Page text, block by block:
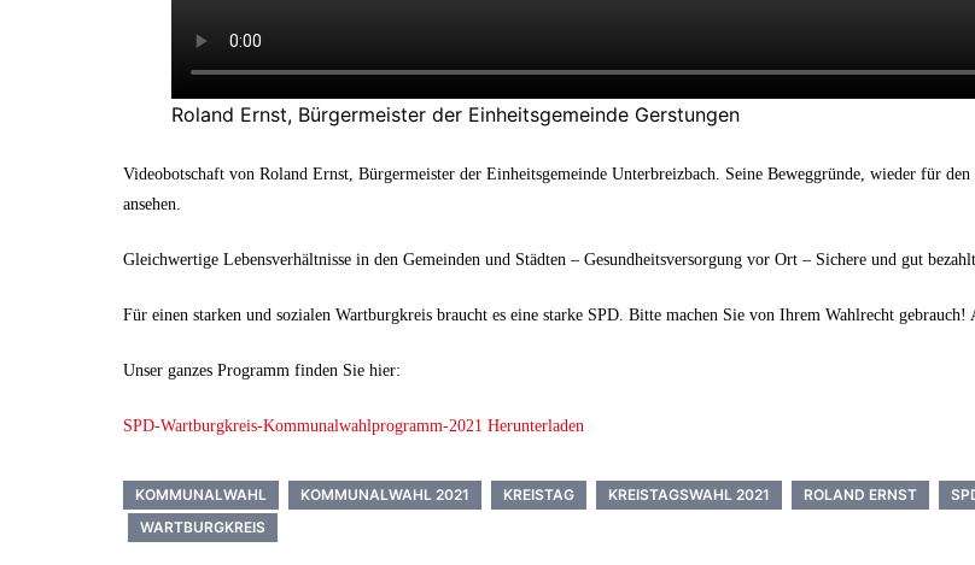
Roland Ernst, Bürgermeister der Einheitsgemeinde Gerstungen
Videobotschaft von Roland Ernst, Bürgermeister der Einheitsgemeinde Unterbreizbach. Seine Beweggründe, wieder für
ansehen.
Gleichwertige Lebensverhältnisse in den Gemeinden und Städten – Gesundheitsversorgung vor Ort – Sichere und gut
Für einen starken und sozialen Wartburgkreis braucht es eine starke SPD. Bitte machen Sie von Ihrem Wahlrecht
Unser ganzes Programm finden Sie hier:
SPD-Wartburgkreis-Kommunalwahlprogramm-2021 Herunterladen
KOMMUNALWAHL KOMMUNALWAHL 2021 KREISTAG KREISTAGSWAHL 2021 ROLAND ERNST
WARTBURGKREIS